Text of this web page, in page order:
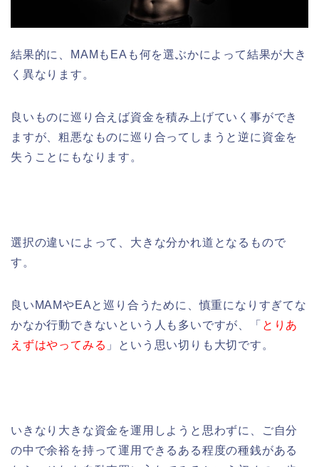
結果的に、MAMもEAも何を選ぶかによって結果が大き
く異なります。
良いものに巡り合えば資金を積み上げていく事ができ
ますが、粗悪なものに巡り合ってしまうと逆に資金を
失うことにもなります。
選択の違いによって、大きな分かれ道となるもので
す。
良いMAMやEAと巡り合うために、慎重になりすぎてな
かなか行動できないという人も多いですが、「 とりあ
えずはやってみる 」という思い切りも大切です。
いきなり大きな資金を運用しようと思わずに、ご自分
の中で余裕を持って運用できるある程度の種銭がある